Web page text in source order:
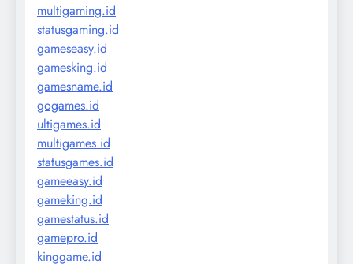
multigaming.id
statusgaming.id
gameseasy.id
gamesking.id
gamesname.id
gogames.id
ultigames.id
multigames.id
statusgames.id
gameeasy.id
gameking.id
gamestatus.id
gamepro.id
kinggame.id